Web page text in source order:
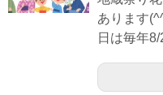
あります
日は毎年8/